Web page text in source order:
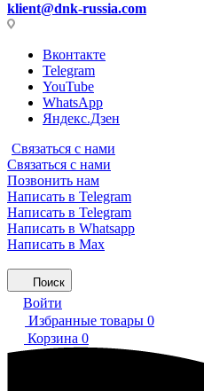
klient@dnk-russia.com
Вконтакте
Telegram
YouTube
WhatsApp
Яндекс.Дзен
Связаться с нами
Связаться с нами
Позвонить нам
Написать в Telegram
Написать в Telegram
Написать в Whatsapp
Написать в Max
Поиск
Войти
Избранные товары 0
Корзина 0